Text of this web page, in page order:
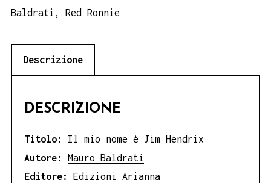
è
Hendrix
Baldrati
Baldrati , Red Ronnie
Descrizione
DESCRIZIONE
Titolo: Il mio nome è Jim Hendrix
Autore: Mauro Baldrati
Editore: Edizioni Arianna